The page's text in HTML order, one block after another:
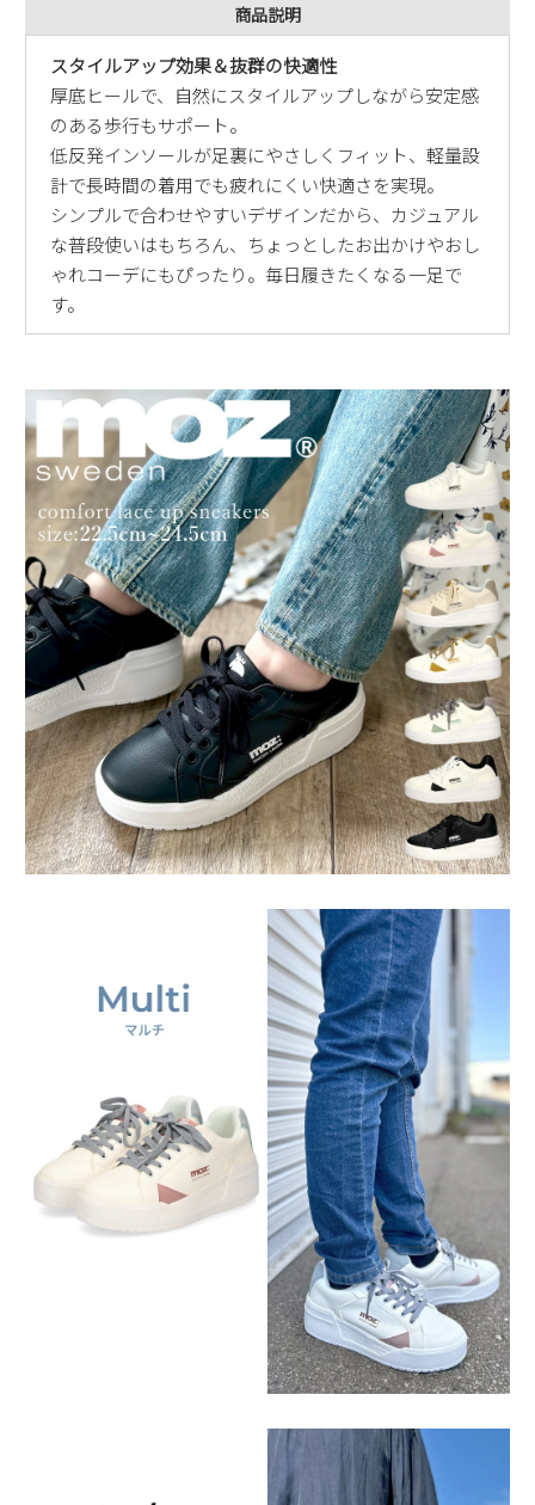
商品説明
スタイルアップ効果＆抜群の快適性
厚底ヒールで、自然にスタイルアップしながら安定感
のある歩行もサポート。
低反発インソールが足裏にやさしくフィット、軽量設
計で長時間の着用でも疲れにくい快適さを実現。
シンプルで合わせやすいデザインだから、カジュアル
な普段使いはもちろん、ちょっとしたお出かけやおし
ゃれコーデにもぴったり。毎日履きたくなる一足で
す。